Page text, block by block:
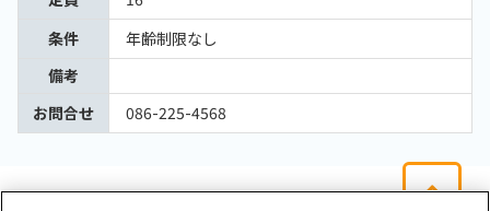
条件
年齢制限なし
備考
お問合せ
086-225-4568